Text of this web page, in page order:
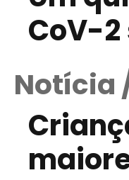
CoV-
Notícia